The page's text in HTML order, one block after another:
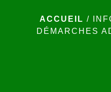
ACCUEIL /
DÉMARCHES